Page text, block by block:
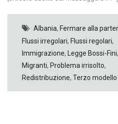
Albania, Fermare alla
Flussi irregolari, Flussi regolari,
Immigrazione, Legge Bossi-Fini,
Migranti, Problema irrisolto,
Redistribuzione, Terzo modello